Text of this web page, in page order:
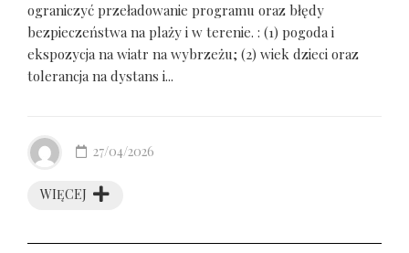
ograniczyć przeładowanie programu oraz błędy
bezpieczeństwa na plaży i w terenie. : (1) pogoda i
ekspozycja na wiatr na wybrzeżu; (2) wiek dzieci oraz
tolerancja na dystans i...
WIĘCEJ
27/04/2026